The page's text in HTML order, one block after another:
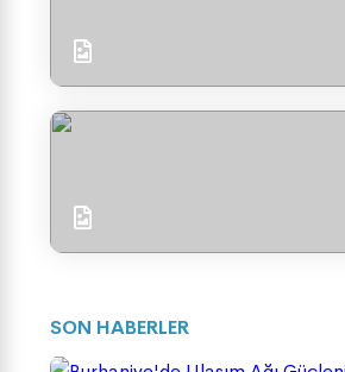
SON HABERLER